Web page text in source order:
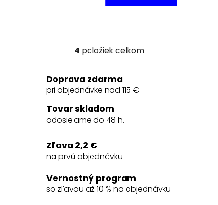
O
l
á
a
c
p
r
v
k
y
4 položiek celkom
Doprava zdarma
pri objednávke nad 115 €
Tovar skladom
odosielame do 48 h.
Zľava 2,2 €
na prvú objednávku
Vernostný program
so zľavou až 10 % na objednávku